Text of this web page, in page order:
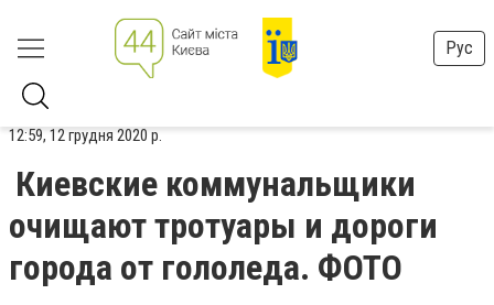
Рус
12:59, 12 грудня 2020 р.
Киевские коммунальщики
очищают тротуары и дороги
города от гололеда. ФОТО